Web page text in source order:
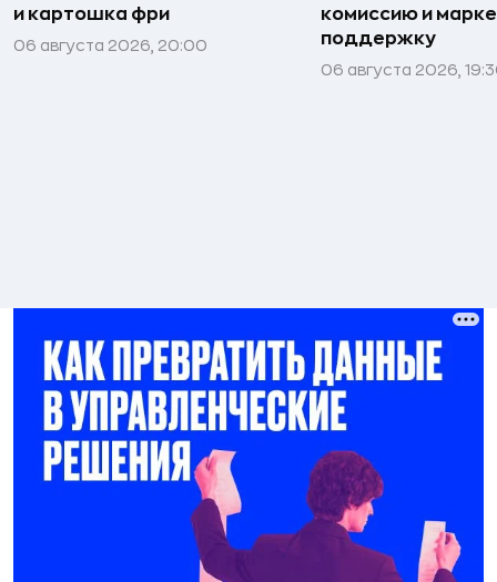
и картошка фри
06 августа 2026, 20:00
комиссию и
поддержку
06 августа 2026,